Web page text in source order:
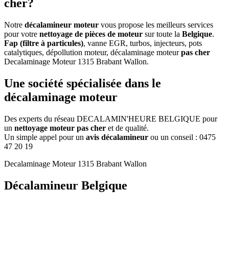
cher?
Notre décalamineur moteur vous propose les meilleurs services
pour votre nettoyage de pièces de moteur sur toute la Belgique.
Fap (filtre à particules), vanne EGR, turbos, injecteurs, pots
catalytiques, dépollution moteur, décalaminage moteurpas cher
Decalaminage Moteur 1315 Brabant Wallon.
Une société spécialisée dans le
décalaminage moteur
Des experts du réseau DECALAMIN'HEURE BELGIQUE pour
un nettoyage moteur pas cher et de qualité.
Un simple appel pour un avis décalamineur ou un conseil : 0475
47 20 19
Decalaminage Moteur 1315 Brabant Wallon
Décalamineur Belgique